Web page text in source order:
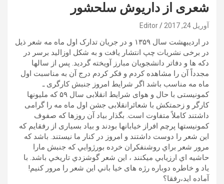
شعری از داریوش سلحشور
آوریل 24, 2017 Editor
در اردیبهشت سال ۱۳۵۹ و در جریان تدارک اول ماه مه شعر ذیل
در برخی نشریات چپ انتشار یافت و به شکل اوزالید برسر در
دکه ها و دفاتر دانشجویان مبارز آویخته گردید. پس از سالها
مجدداً آن را مشاهده کردم و فکر کردم درج آن به مناسبت اول
ماه مه مناسب باشد اگر شرایط امروز جنبش کارگری ـ
کمونیستی با حال و هوای شرایط انقلابی سال ۵۹ که ملیونها
کارگر و زحمتکش با شعائرانقلابی جشن اول ماه مه را گرامی
داشتند کاملاً متفاوت است. بگذار بیاد آن روزها که صفوف
کمونیستها پرچم افراز خیابانها بودند و بیاد بسیاری از رفقایم که
این شعر را دوست داشتند و امروز در کنار ما نیستند. باشد كه
مرور شعر براي روشنفكران خرده بورژوايي كه جنبش مارا
حاشيه اي ارزيابي ميكنند ، اين شعر گوشزدي تاريخي باشد. با
ياد و خاطره دوباره رژه های خیا باني اين شعر را مرور کنیم!
آماده اید،رفقا؟